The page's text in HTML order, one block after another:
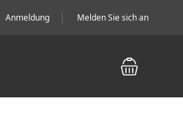
Anmeldung Melden Sie sich an